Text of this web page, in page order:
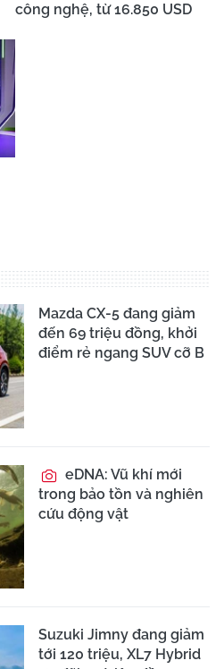
công nghệ, từ 16.850 USD
Mazda CX-5 đang giảm
đến 69 triệu đồng, khởi
điểm rẻ ngang SUV cỡ B
eDNA: Vũ khí mới
trong bảo tồn và nghiên
cứu động vật
Suzuki Jimny đang giảm
tới 120 triệu, XL7 Hybrid